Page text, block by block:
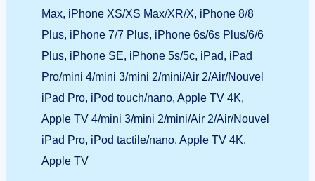
Max, iPhone XS/XS Max/XR/X, iPhone 8/8
Plus, iPhone 7/7 Plus, iPhone 6s/6s Plus/6/6
Plus, iPhone SE, iPhone 5s/5c, iPad, iPad
Pro/mini 4/mini 3/mini 2/mini/Air 2/Air/Nouvel
iPad Pro, iPod touch/nano, Apple TV 4K,
Apple TV 4/mini 3/mini 2/mini/Air 2/Air/Nouvel
iPad Pro, iPod tactile/nano, Apple TV 4K,
Apple TV